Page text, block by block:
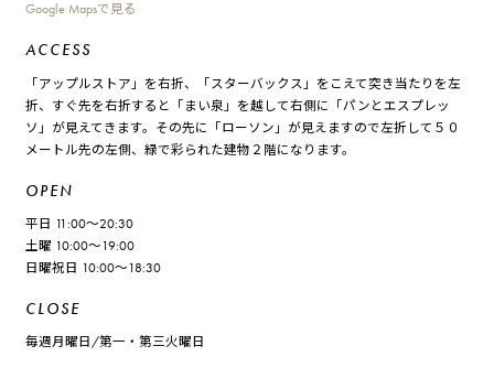
Google Mapsで見る
ACCESS
「アップルストア」を右折、「スターバックス」をこえて突き当たりを左
折、すぐ先を右折すると「まい泉」を越して右側に「パンとエスプレッ
ソ」が見えてきます。その先に「ローソン」が見えますので左折して５０
メートル先の左側、緑で彩られた建物２階になります。
OPEN
平日 11:00～20:30
土曜 10:00～19:00
日曜祝日 10:00～18:30
CLOSE
毎週月曜日/第一・第三火曜日